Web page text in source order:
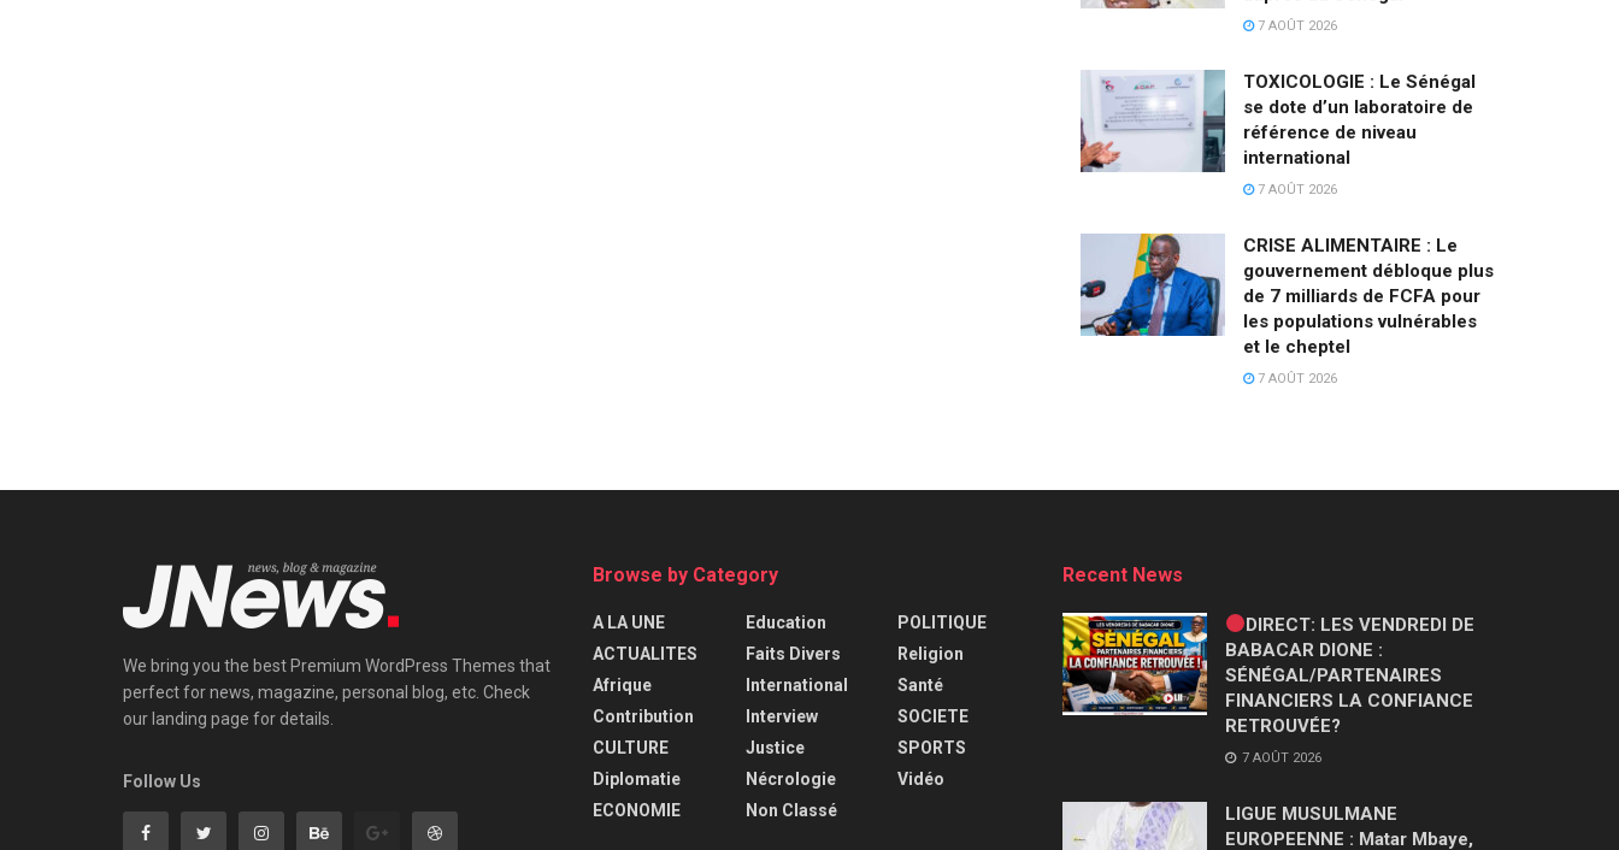
7 AOÛT 2026
TOXICOLOGIE : Le Sénégal
se dote d’un laboratoire de
référence de niveau
international
7 AOÛT 2026
CRISE ALIMENTAIRE : Le
gouvernement débloque plus
de 7 milliards de FCFA pour
les populations vulnérables
et le cheptel
7 AOÛT 2026
We bring you the best Premium WordPress Themes that
perfect for news, magazine, personal blog, etc. Check
our landing page for details.
Follow Us
Browse by Category
A LA UNE
ACTUALITES
Afrique
Contribution
CULTURE
Diplomatie
ECONOMIE
Education
Faits Divers
International
Interview
Justice
Nécrologie
Non Classé
POLITIQUE
Religion
Santé
SOCIETE
SPORTS
Vidéo
Recent News
DIRECT: LES VENDREDI DE
BABACAR DIONE :
SÉNÉGAL/PARTENAIRES
FINANCIERS LA CONFIANCE
RETROUVÉE?
7 AOÛT 2026
LIGUE MUSULMANE
EUROPEENNE : Matar Mbaye,